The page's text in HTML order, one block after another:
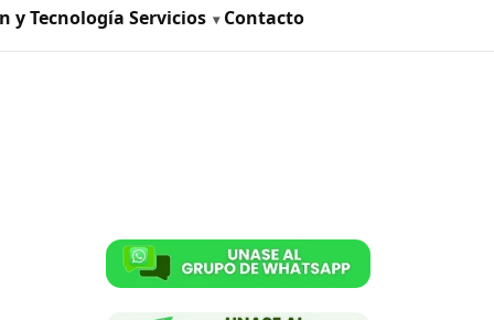
y Tecnología Servicios Contacto